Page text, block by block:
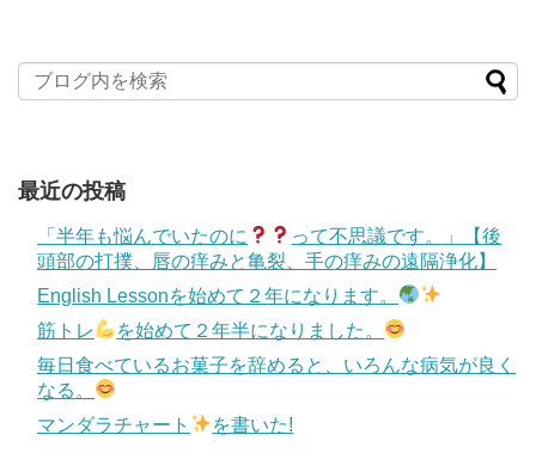
最近の投稿
「半年も悩んでいたのに
って不思議です。」【後
頭部の打撲、唇の痒みと亀裂、手の痒みの遠隔浄化】
English Lessonを始めて２年になります。
筋トレ
を始めて２年半になりました。
毎日食べているお菓子を辞めると、いろんな病気が良く
なる。
マンダラチャート
を書いた!